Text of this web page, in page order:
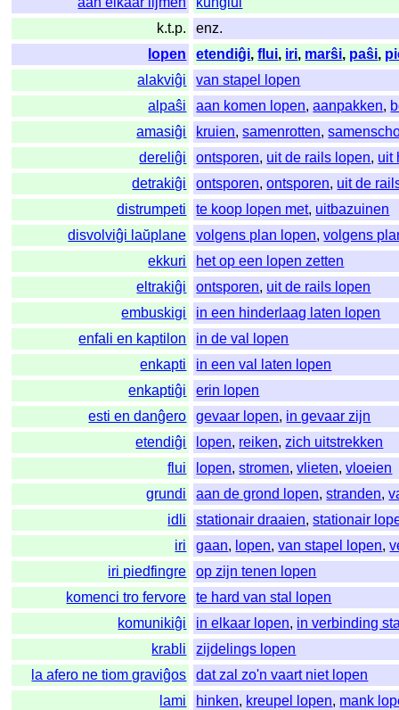
k.t.p.
enz.
lopen
etendiĝi,flui, iri, marŝi, paŝi,
alakviĝi
van stapel lopen
alpaŝi
aan komen lopen,aanpakken,
amasiĝi
kruien,samenrotten,
dereliĝi
ontsporen, uit de rails lopen, uit
detrakiĝi
ontsporen,ontsporen, uit de
distrumpeti
te koop lopen met, uitbazuinen
disvolviĝi laŭplane
volgens plan lopen,volgens
ekkuri
het op een lopen zetten
eltrakiĝi
ontsporen, uit de rails lopen
embuskigi
in een hinderlaag laten lopen
enfali en kaptilon
in de val lopen
enkapti
in een val laten lopen
enkaptiĝi
erin lopen
esti en danĝero
gevaar lopen, in gevaar zijn
etendiĝi
lopen, reiken,zich uitstrekken
flui
lopen,stromen,vlieten,vloeien
grundi
aan de grond lopen,stranden,
idli
stationair draaien,stationair
iri
gaan, lopen,van stapel lopen,
iri piedfingre
op zijn tenen lopen
komenci tro fervore
te hard van stal lopen
komunikiĝi
in elkaar lopen, in verbinding
krabli
zijdelings lopen
la afero ne tiom graviĝos
dat zal zo'n vaart niet lopen
lami
hinken, kreupel lopen, mank